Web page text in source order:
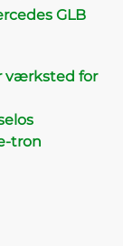
GLB
værksted for
tron